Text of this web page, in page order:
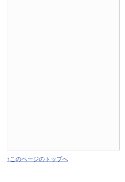
↑このページのトップへ